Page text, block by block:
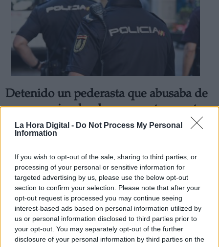
La Hora Digital - Do Not Process My Personal
Information
If you wish to opt-out of the sale, sharing to third parties, or
processing of your personal or sensitive information for
targeted advertising by us, please use the below opt-out
section to confirm your selection. Please note that after your
opt-out request is processed you may continue seeing
interest-based ads based on personal information utilized by
us or personal information disclosed to third parties prior to
your opt-out. You may separately opt-out of the further
disclosure of your personal information by third parties on the
Detenido un pederasta que abusaba de
menores simulando ser agente secreto
Por Miriam Rosco
Más artículos de este autor